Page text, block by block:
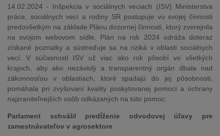
14.02.2024 - Inšpekcia v sociálnych veciach (ISV) Ministerstva
práce, sociálnych vecí a rodiny SR postupuje vo svojej činnosti
predovšetkým na základe Plánu dozornej činnosti, ktorý zverejnila
na svojom webovom sídle. Plán na rok 2024 odráža doteraz
získané poznatky a sústreďuje sa na riziká v oblasti sociálnych
vecí. V súčasnosti ISV už viac ako rok pôsobí vo všetkých
krajoch, aby ako nezávislý a transparentný orgán dbala nad
zákonnosťou v oblastiach, ktoré spadajú do jej pôsobnosti,
pomáhala pri zvyšovaní kvality poskytovanej pomoci a ochrany
najzraniteľnejších osôb odkázaných na túto pomoc.
Parlament schválil predĺženie odvodovej úľavy pre
zamestnávateľov v agrosektore